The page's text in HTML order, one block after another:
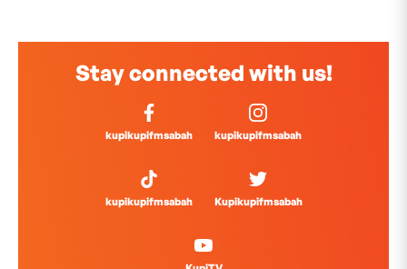
Stay connected with us!
kupikupifmsabah kupikupifmsabah
kupikupifmsabah Kupikupifmsabah